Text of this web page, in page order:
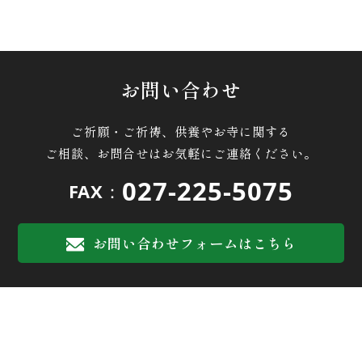
お問い合わせ
ご祈願・ご祈祷、供養やお寺に関する
ご相談、お問合せはお気軽にご連絡ください。
FAX： 027-225-5075
お問い合わせフォームはこちら